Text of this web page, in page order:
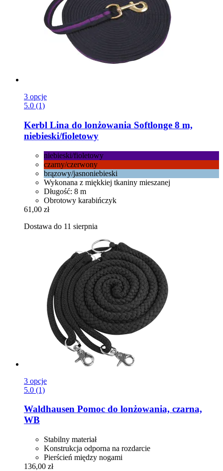
3 opcje
5.0 (1)
Kerbl Lina do lonżowania Softlonge 8 m,
niebieski/fioletowy
niebieski/fioletowy
czarny/czerwony
brązowy/jasnoniebieski
Wykonana z miękkiej tkaniny mieszanej
Długość: 8 m
Obrotowy karabińczyk
61,00 zł
Dostawa do 11 sierpnia
3 opcje
5.0 (1)
Waldhausen Pomoc do lonżowania, czarna,
WB
Stabilny materiał
Konstrukcja odporna na rozdarcie
Pierścień między nogami
136,00 zł